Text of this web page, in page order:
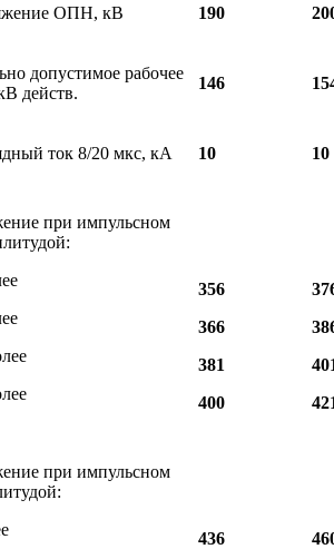
ОПН, кВ 190
допустимое рабочее
действ.
146
ток 8/20 мкс, кА 10 10
при импульсном
356
366
381
400
при импульсном
436